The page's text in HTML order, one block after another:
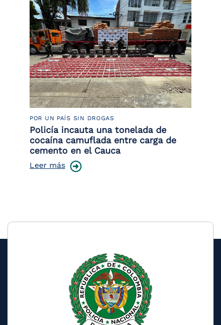
POR UN PAÍS SIN DROGAS
Policía incauta una tonelada de
cocaína camuflada entre carga de
cemento en el Cauca
Leer más